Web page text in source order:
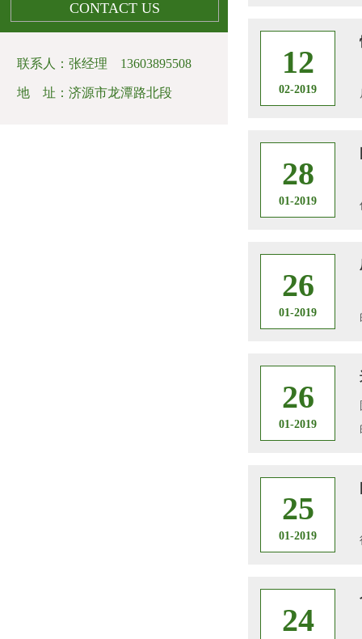
CONTACT US
联系人：张经理 13603895508
地 址：济源市龙潭路北段
12
02-2019
28
01-2019
26
01-2019
26
01-2019
25
01-2019
24